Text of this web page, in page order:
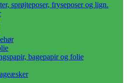
sprøjteposer, fryseposer og lign.
bagepapir og folie